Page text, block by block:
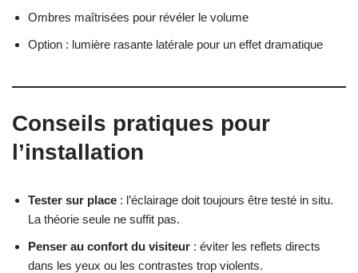
Ombres maîtrisées pour révéler le volume
Option : lumière rasante latérale pour un effet dramatique
Conseils pratiques pour
l’installation
Tester sur place : l’éclairage doit toujours être testé in situ.
La théorie seule ne suffit pas.
Penser au confort du visiteur : éviter les reflets directs
dans les yeux ou les contrastes trop violents.